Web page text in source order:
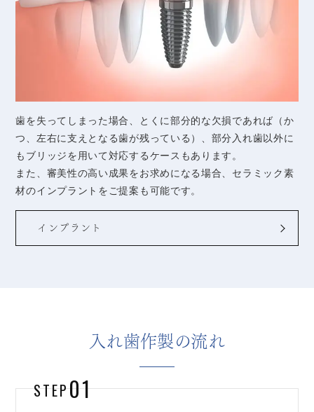
歯を失ってしまった場合、とくに部分的な欠損であれば（か
つ、左右に支えとなる歯が残っている）、部分入れ歯以外に
もブリッジを用いて対応するケースもあります。
また、審美性の高い成果をお求めになる場合、セラミック素
材のインプラントをご提案も可能です。
インプラント
入れ歯作製の流れ
STEP01